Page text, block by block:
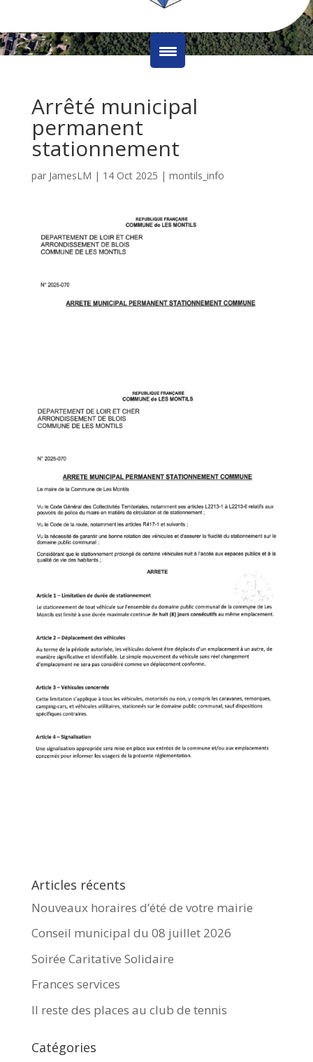
Arrêté municipal
permanent
stationnement
par JamesLM | 14 Oct 2025 | montils_info
Articles récents
Nouveaux horaires d’été de votre mairie
Conseil municipal du 08 juillet 2026
Soirée Caritative Solidaire
Frances services
Il reste des places au club de tennis
Catégories